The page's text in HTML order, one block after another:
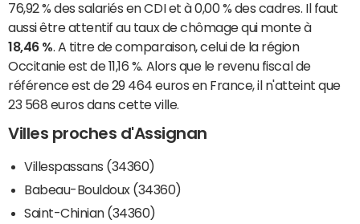
76,92 % des salariés en CDI et à 0,00 % des cadres. Il faut
aussi être attentif au taux de chômage qui monte à
18,46 % . A titre de comparaison, celui de la région
Occitanie est de 11,16 %. Alors que le revenu fiscal de
référence est de 29 464 euros en France, il n'atteint que
23 568 euros dans cette ville.
Villes proches d'Assignan
Villespassans (34360)
Babeau-Bouldoux (34360)
Saint-Chinian (34360)